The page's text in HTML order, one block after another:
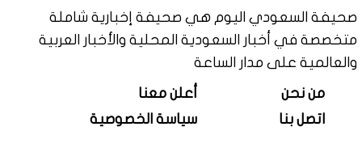
صحيفة السعودي اليوم هي صحيفة إخبارية شاملة
متخصصة في أخبار السعودية المحلية والأخبار العربية
والعالمية على مدار الساعة
من نحن
أعلن معنا
اتصل بنا
سياسة الخصوصية